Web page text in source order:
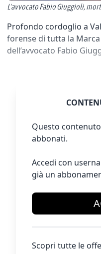
L'avvocato Fabio Giuggioli,
Profondo cordoglio a
forense di tutta la
dell’avvocato Fabio
Questo
abbonati.
Accedi con
già un
Scopri tutte le